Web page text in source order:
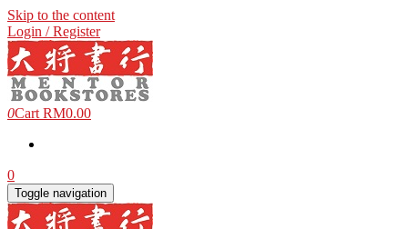
Skip to the content
Login / Register
0Cart RM0.00
0
Toggle navigation